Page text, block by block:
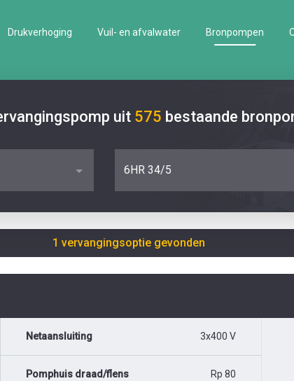
Drukverhoging Vuil- en afvalwater Bronpompen
uit 575 bestaande
6HR 34/5
1 vervangingsoptie gevonden
Netaansluiting 3x400 V
Pomphuis draad/flens Rp 80